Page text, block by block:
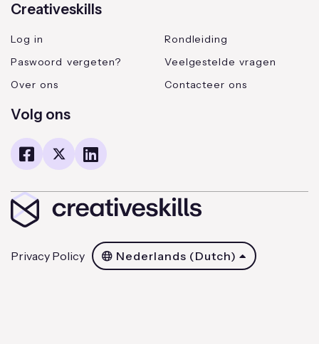
Creativeskills
Log in
Paswoord vergeten?
Over ons
Rondleiding
Veelgestelde vragen
Contacteer ons
Volg ons
Privacy Policy Nederlands (Dutch)